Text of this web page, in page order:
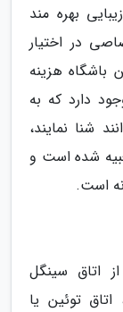
بهره مند
در اختیار
باشگاه هزینه
دارد که به
شنا نمایند،
شده است و
است.
اتاق سینگل
اتاق توئین یا